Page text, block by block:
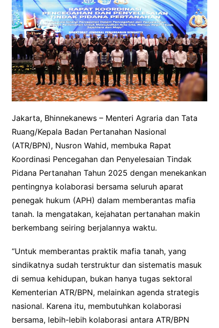
Jakarta, Bhinnekanews – Menteri Agraria dan Tata
Ruang/Kepala Badan Pertanahan Nasional
(ATR/BPN), Nusron Wahid, membuka Rapat
Koordinasi Pencegahan dan Penyelesaian Tindak
Pidana Pertanahan Tahun 2025 dengan menekankan
pentingnya kolaborasi bersama seluruh aparat
penegak hukum (APH) dalam memberantas mafia
tanah. Ia mengatakan, kejahatan pertanahan makin
berkembang seiring berjalannya waktu.
“Untuk memberantas praktik mafia tanah, yang
sindikatnya sudah terstruktur dan sistematis masuk
di semua kehidupan, bukan hanya tugas sektoral
Kementerian ATR/BPN, melainkan agenda strategis
nasional. Karena itu, membutuhkan kolaborasi
bersama, lebih-lebih kolaborasi antara ATR/BPN